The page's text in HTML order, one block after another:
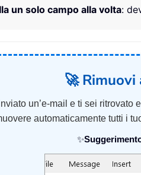
un solo campo alla volta:
🚀
un’e-mail e ti sei
automaticamente tutti i
✨